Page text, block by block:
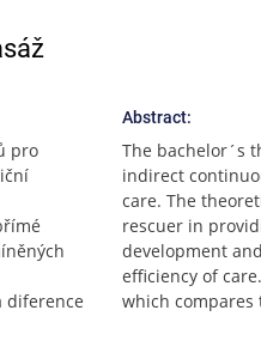
pro
diference
Abstract:
The bachelor´s
indirect
care. The
rescuer in
development
efficiency of
which